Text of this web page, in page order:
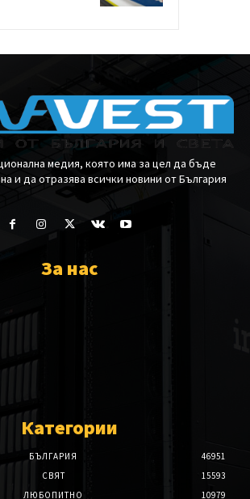
медия, която има за цел да бъде
и да отразява всички новини от България
За нас
Категории
БЪЛГАРИЯ
46951
СВЯТ
15593
ЛЮБОПИТНО
10979